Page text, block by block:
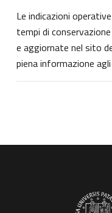
Le indicazioni
tempi di
e aggiornate nel sito
piena informazione